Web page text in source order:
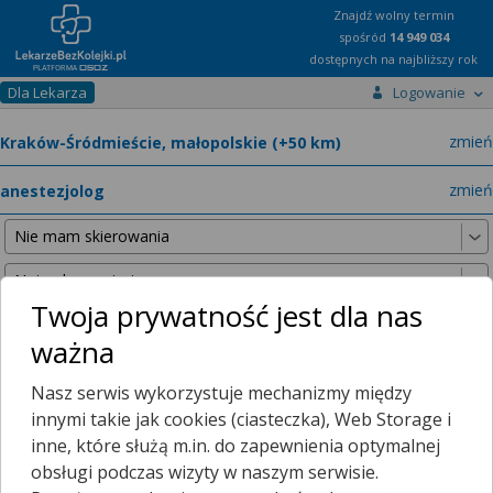
Znajdź wolny termin
spośród 14 949 034
dostępnych na najbliższy rok
Dla Lekarza Logowanie
zmień
zmień
Nie znaleźliśmy żadnych lekarzy w promieniu25 km , dlatego
zwiększyliśmy promień wyszukiwania do
50 km
Twoja prywatność jest dla nas
ważna
Nasz serwis wykorzystuje mechanizmy między
innymi takie jak cookies (ciasteczka), Web Storage i
inne, które służą m.in. do zapewnienia optymalnej
obsługi podczas wizyty w naszym serwisie.